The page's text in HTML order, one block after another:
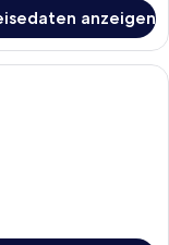
anzeigen
mit einem großen